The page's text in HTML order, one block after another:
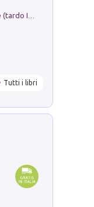
Tutti i libri